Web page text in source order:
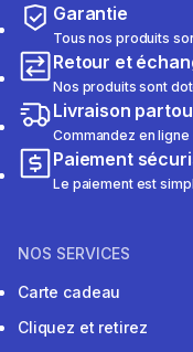
Garantie
Tous nos produits
Retour et
Nos produits sont
Livraison
Commandez en
Paiement
Le paiement est
NOS SERVICES
Carte cadeau
Cliquez et retirez